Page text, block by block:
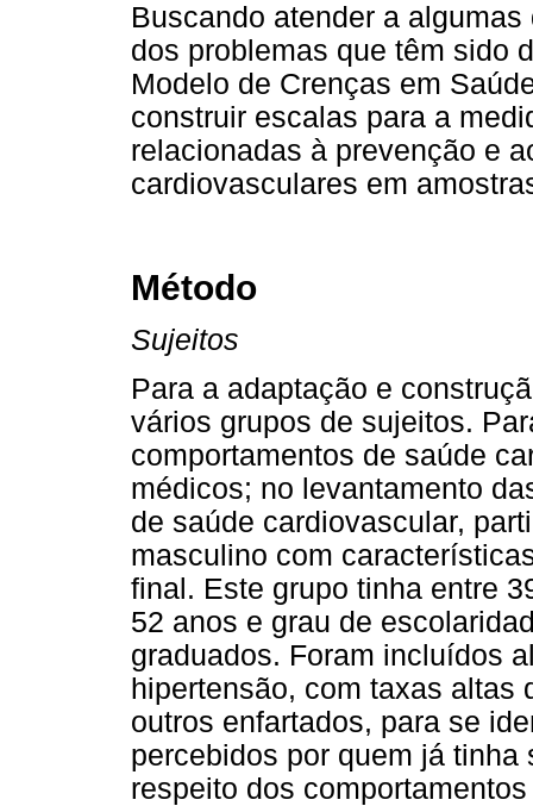
Buscando atender a
dos problemas que têm sido
Modelo de Crenças em
construir escalas para a
relacionadas à prevenção e
cardiovasculares em
Método
Sujeitos
Para a adaptação e
vários grupos de sujeitos.
comportamentos de saúde
médicos; no levantamento
de saúde cardiovascular,
masculino com
final. Este grupo tinha entre
52 anos e grau de
graduados. Foram incluídos
hipertensão, com taxas altas
outros enfartados, para se
percebidos por quem já
respeito dos